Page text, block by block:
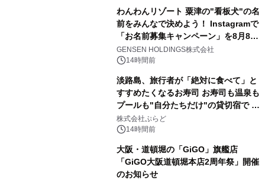
わんわんリゾート 粟津の"看板犬"の名
前をみんなで決めよう！ Instagramで
「お名前募集キャンペーン」を8月8日
(土)より開催
GENSEN HOLDINGS株式会社
14時間前
淡路島、旅行者が「絶対に食べて」と
すすめたくなるお寿司 お寿司も温泉も
プールも"自分たちだけ"の貸切宿で 1
日1組限定「岩屋温泉 絵島別庭 海と
森」の握り寿司プラン
株式会社ぷらど
14時間前
大阪・道頓堀の「GiGO」旗艦店
「GiGO大阪道頓堀本店2周年祭」開催
のお知らせ